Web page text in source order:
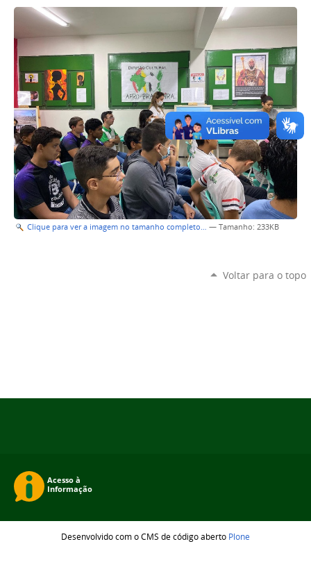
Clique para ver a imagem no tamanho completo… — Tamanho: 233KB
Voltar para o topo
Desenvolvido com o CMS de código aberto Plone